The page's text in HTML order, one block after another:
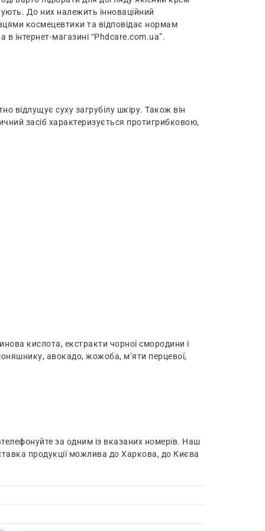
До них належить інноваційний
космецевтики та відповідає нормам
в інтернет-магазині “Phdcare.com.ua”.
відлущує суху загрубілу шкіру. Також він
засіб характеризується протигрибковою,
кислота, екстракти чорної смородини і
авокадо, жожоба, м’яти перцевої,
за одним із вказаних номерів. Наш
продукції можлива до Харкова, до Києва